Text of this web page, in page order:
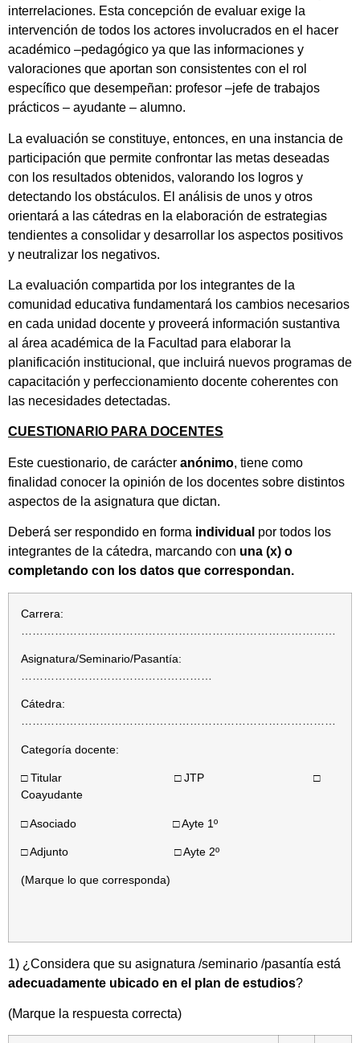
interrelaciones. Esta concepción de evaluar exige la
intervención de todos los actores involucrados en el hacer
académico –pedagógico ya que las informaciones y
valoraciones que aportan son consistentes con el rol
específico que desempeñan: profesor –jefe de trabajos
prácticos – ayudante – alumno.
La evaluación se constituye, entonces, en una instancia de
participación que permite confrontar las metas deseadas
con los resultados obtenidos, valorando los logros y
detectando los obstáculos. El análisis de unos y otros
orientará a las cátedras en la elaboración de estrategias
tendientes a consolidar y desarrollar los aspectos positivos
y neutralizar los negativos.
La evaluación compartida por los integrantes de la
comunidad educativa fundamentará los cambios necesarios
en cada unidad docente y proveerá información sustantiva
al área académica de la Facultad para elaborar la
planificación institucional, que incluirá nuevos programas de
capacitación y perfeccionamiento docente coherentes con
las necesidades detectadas.
CUESTIONARIO PARA DOCENTES
Este cuestionario, de carácter anónimo, tiene como
finalidad conocer la opinión de los docentes sobre distintos
aspectos de la asignatura que dictan.
Deberá ser respondido en forma individual por todos los
integrantes de la cátedra, marcando con una (x) o
completando con los datos que correspondan.
Carrera:
Asignatura/Seminario/Pasantía:
Cátedra:
…………………………………………………………………………
Categoría docente:
□ Titular □ JTP □
Coayudante
□ Asociado □ Ayte 1º
□ Adjunto □ Ayte 2º
(Marque lo que corresponda)
1) ¿Considera que su asignatura /seminario /pasantía está
adecuadamente ubicado en el plan de estudios?
(Marque la respuesta correcta)